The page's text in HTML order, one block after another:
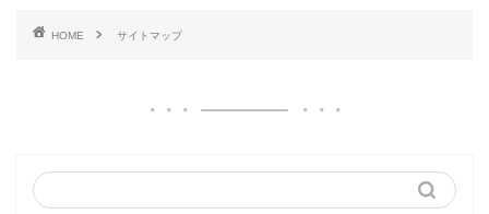
HOME サイトマップ